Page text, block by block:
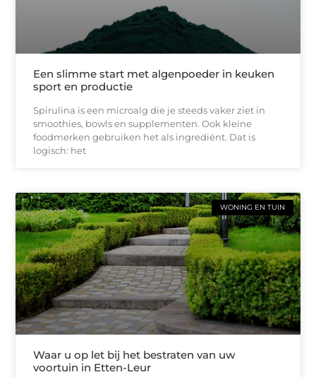
Een slimme start met algenpoeder in keuken
sport en productie
Spirulina is een microalg die je steeds vaker ziet in
smoothies, bowls en supplementen. Ook kleine
foodmerken gebruiken het als ingrediënt. Dat is
logisch: het
WONING EN TUIN
Waar u op let bij het bestraten van uw
voortuin in Etten-Leur